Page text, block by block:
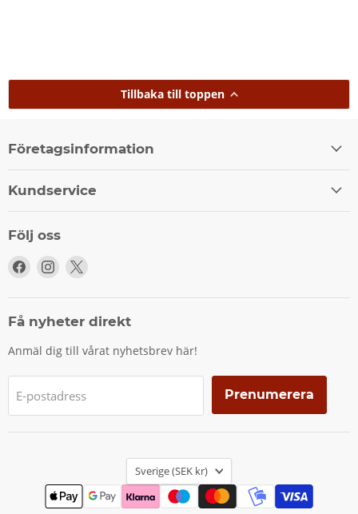
Tillbaka till toppen
Företagsinformation
Kundservice
Följ oss
Följ
Facebook
Följ
Instagram
X
Få nyheter direkt
Anmäl dig till vårat nyhetsbrev här!
E-postadress Prenumerera
Land
Sverige (SEK kr)